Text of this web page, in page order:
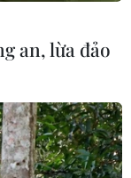
an, lừa đảo